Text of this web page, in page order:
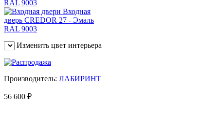
Изменить цвет интерьера
Производитель: ЛАБИРИНТ
56 600 ₽